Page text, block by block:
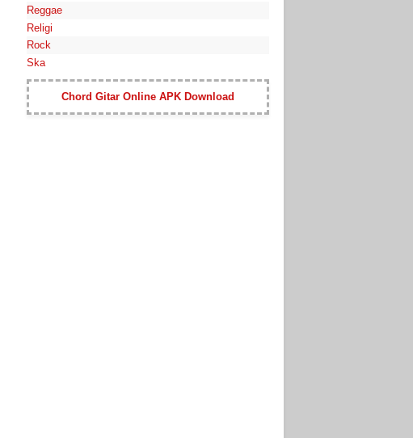
Reggae
Religi
Rock
Ska
Chord Gitar Online APK Download